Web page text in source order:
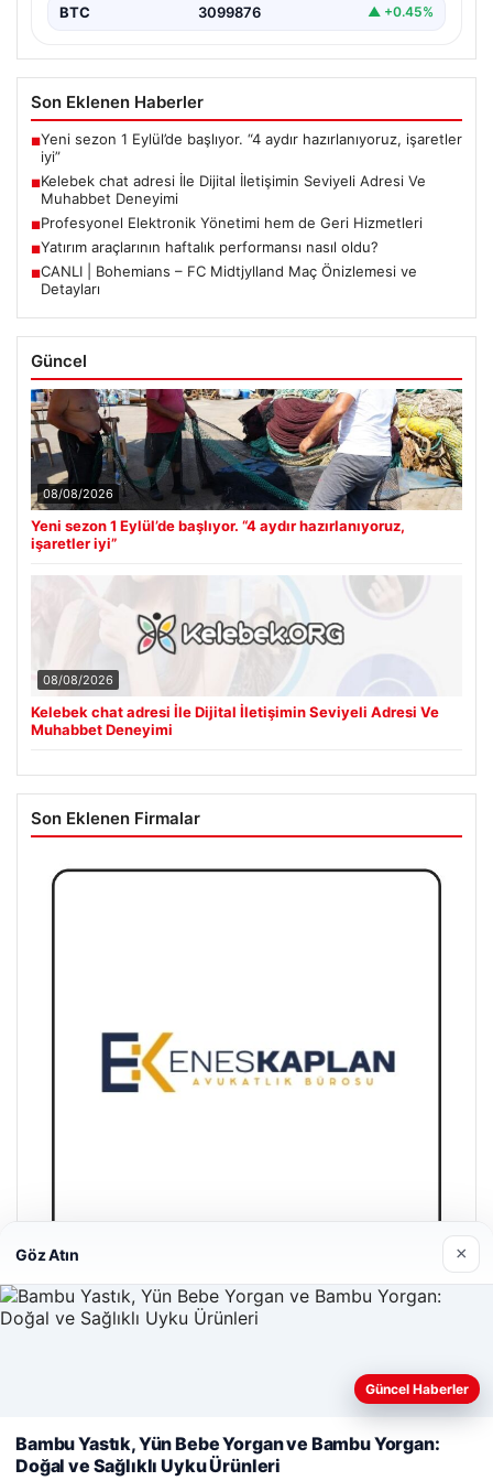
BTC 3099876 ▲ +0.45%
Son Eklenen Haberler
■Yeni sezon 1 Eylül’de başlıyor. “4 aydır hazırlanıyoruz, işaretler
iyi”
■Kelebek chat adresi İle Dijital İletişimin Seviyeli Adresi Ve
Muhabbet Deneyimi
■Profesyonel Elektronik Yönetimi hem de Geri Hizmetleri
■Yatırım araçlarının haftalık performansı nasıl oldu?
■CANLI | Bohemians – FC Midtjylland Maç Önizlemesi ve
Detayları
Güncel
08/08/2026
Yeni sezon 1 Eylül’de başlıyor. “4 aydır hazırlanıyoruz,
işaretler iyi”
08/08/2026
Kelebek chat adresi İle Dijital İletişimin Seviyeli Adresi Ve
Muhabbet Deneyimi
Son Eklenen Firmalar
Enes Kaplan Avukatlık Bürosu
28/04/2026
Web sitemizi nasıl kullandığınızı daha iyi anlayabilmek,
kullanıyoruz.Çerez Politikamız
Göz Atın ×
Güncel Haberler
Bambu Yastık, Yün Bebe Yorgan ve Bambu Yorgan:
Doğal ve Sağlıklı Uyku Ürünleri